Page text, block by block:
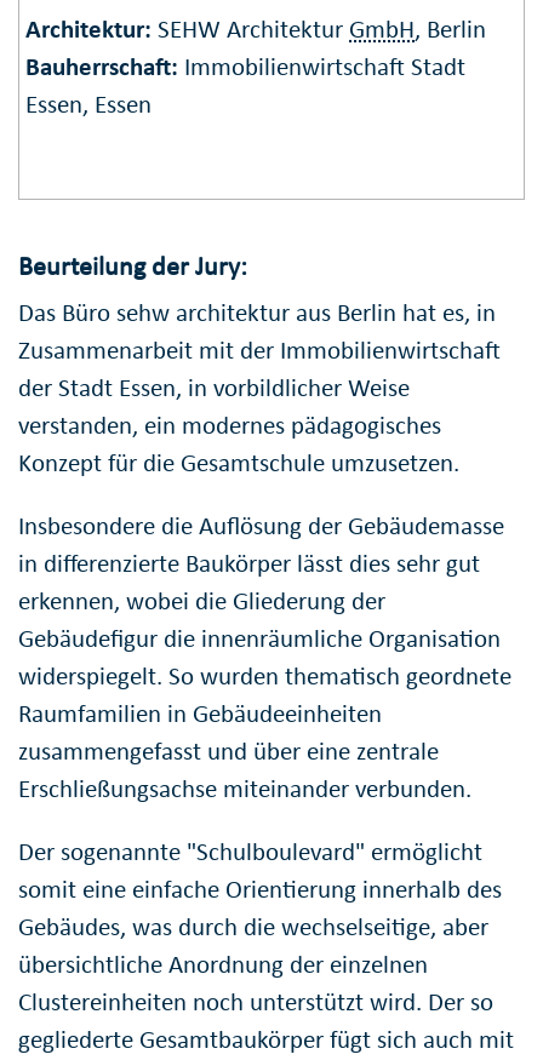
Architektur: SEHW Architektur GmbH, Berlin
Bauherrschaft: Immobilienwirtschaft Stadt
Essen, Essen
Beurteilung der Jury:
Das Büro sehw architektur aus Berlin hat es, in
Zusammenarbeit mit der Immobilienwirtschaft
der Stadt Essen, in vorbildlicher Weise
verstanden, ein modernes pädagogisches
Konzept für die Gesamtschule umzusetzen.
Insbesondere die Auflösung der Gebäudemasse
in differenzierte Baukörper lässt dies sehr gut
erkennen, wobei die Gliederung der
Gebäudefigur die innenräumliche Organisation
widerspiegelt. So wurden thematisch geordnete
Raumfamilien in Gebäudeeinheiten
zusammengefasst und über eine zentrale
Erschließungsachse miteinander verbunden.
Der sogenannte "Schulboulevard" ermöglicht
somit eine einfache Orientierung innerhalb des
Gebäudes, was durch die wechselseitige, aber
übersichtliche Anordnung der einzelnen
Clustereinheiten noch unterstützt wird. Der so
gegliederte Gesamtbaukörper fügt sich auch mit